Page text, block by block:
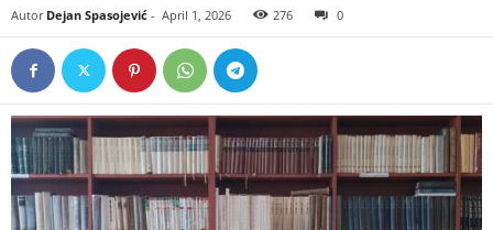
Autor Dejan Spasojević - April 1, 2026 276 0